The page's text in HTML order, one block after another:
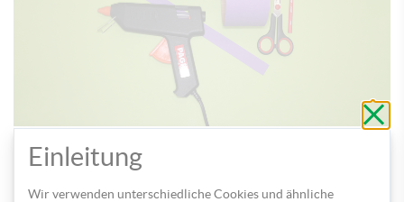
Beklebe Deckel und Boxen schließlich mit den Streifen.
ohne
zu
Einleitung
Wir verwenden unterschiedliche Cookies und ähnliche